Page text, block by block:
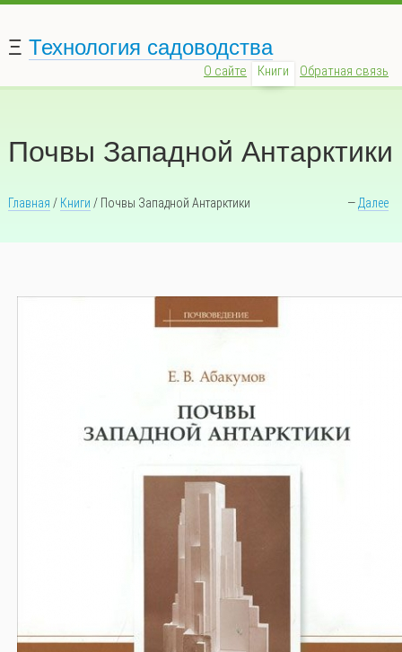
Ξ Технология садоводства
О сайте Книги Обратная связь
Почвы Западной Антарктики
Главная / —Далее
Книги / Почвы Западной Антарктики